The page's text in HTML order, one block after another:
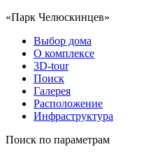
«Парк Челюскинцев»
Выбор дома
О комплексе
3D-tour
Поиск
Галерея
Расположение
Инфраструктура
Поиск по параметрам